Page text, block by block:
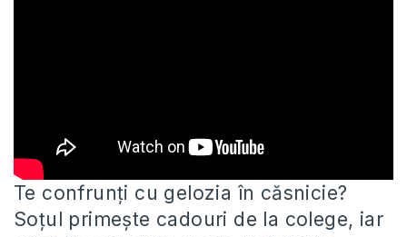
Te confrunți cu gelozia în căsnicie?
Soțul primește cadouri de la colege, iar